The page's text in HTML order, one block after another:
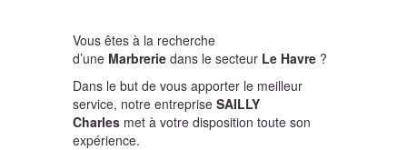
Vous êtes à la recherche
d’une Marbrerie dans le secteur Le Havre ?
Dans le but de vous apporter le meilleur
service, notre entreprise SAILLY
Charles met à votre disposition toute son
expérience.